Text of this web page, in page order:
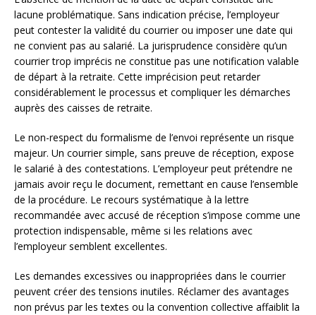
lacune problématique. Sans indication précise, l’employeur
peut contester la validité du courrier ou imposer une date qui
ne convient pas au salarié. La jurisprudence considère qu’un
courrier trop imprécis ne constitue pas une notification valable
de départ à la retraite. Cette imprécision peut retarder
considérablement le processus et compliquer les démarches
auprès des caisses de retraite.
Le non-respect du formalisme de l’envoi représente un risque
majeur. Un courrier simple, sans preuve de réception, expose
le salarié à des contestations. L’employeur peut prétendre ne
jamais avoir reçu le document, remettant en cause l’ensemble
de la procédure. Le recours systématique à la lettre
recommandée avec accusé de réception s’impose comme une
protection indispensable, même si les relations avec
l’employeur semblent excellentes.
Les demandes excessives ou inappropriées dans le courrier
peuvent créer des tensions inutiles. Réclamer des avantages
non prévus par les textes ou la convention collective affaiblit la